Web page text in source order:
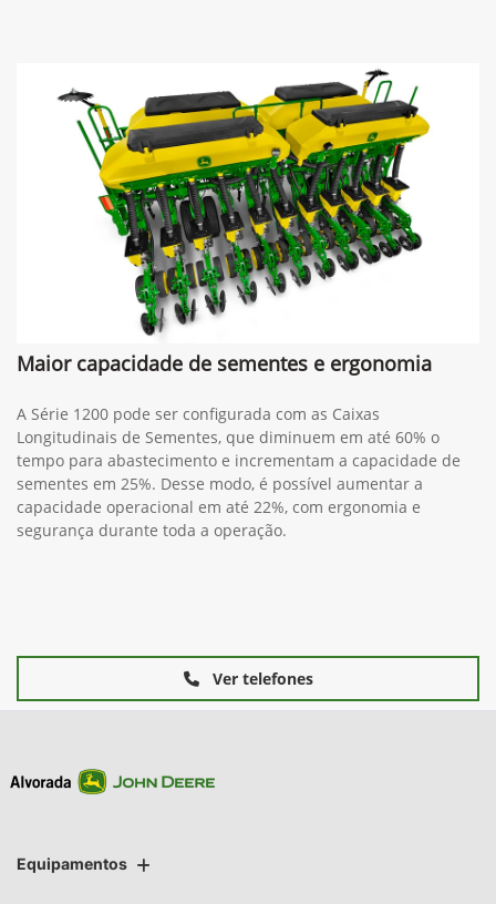
Maior capacidade de sementes e ergonomia
A Série 1200 pode ser configurada com as Caixas
Longitudinais de Sementes, que diminuem em até 60% o
tempo para abastecimento e incrementam a capacidade de
sementes em 25%. Desse modo, é possível aumentar a
capacidade operacional em até 22%, com ergonomia e
segurança durante toda a operação.
Ver telefones
Equipamentos